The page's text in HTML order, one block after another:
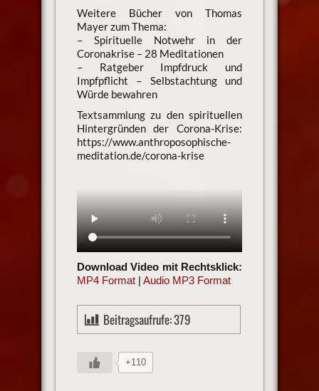
Weitere Bücher von Thomas
Mayer zum Thema:
– Spirituelle Notwehr in der
Coronakrise – 28 Meditationen
– Ratgeber Impfdruck und
Impfpflicht – Selbstachtung und
Würde bewahren
Textsammlung zu den spirituellen
Hintergründen der Corona-Krise:
https://www.anthroposophische-
meditation.de/corona-krise
Download Video mit Rechtsklick:
MP4 Format| Audio MP3 Format
Beitragsaufrufe:379
+110